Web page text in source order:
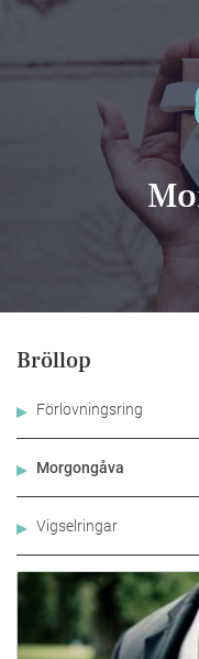
Bröllop
Förlovningsring
Morgongåva
Vigselringar